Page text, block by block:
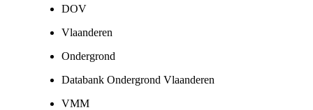
DOV
Vlaanderen
Ondergrond
Databank Ondergrond Vlaanderen
VMM